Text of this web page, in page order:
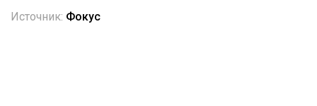
Источник: Фокус